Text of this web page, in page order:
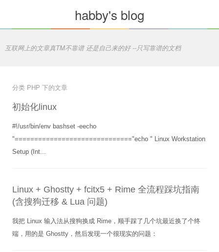
habby's blog
互联网上的文章真TM不靠谱 还是自己来的好 --只写靠谱的文档
分类 PHP 下的文章
初始化linux
#!/usr/bin/env bashset -eecho
"=============================="echo " Linux Workstation
Setup (Int...
Linux + Ghostty + fcitx5 + Rime 全流程踩坑指南
(含搜狗迁移 & Lua 问题)
我把 Linux 输入法从搜狗换成 Rime，顺手踩了几个坑最近换了个终
端，用的是 Ghostty，然后发现一个很现实的问题：